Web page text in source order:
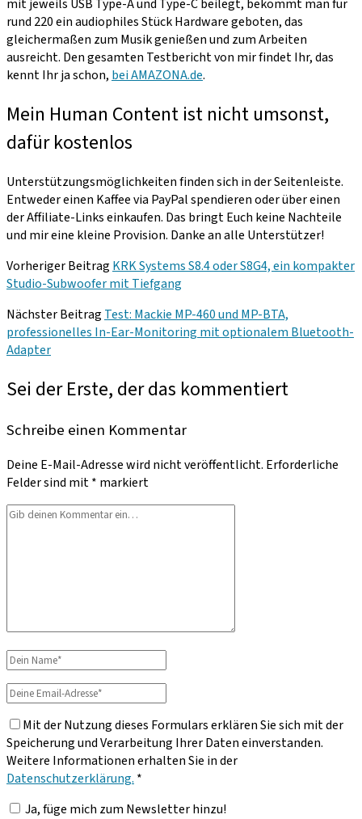
mit jeweils USB Type-A und Type-C beilegt, bekommt man für
rund 220 ein audiophiles Stück Hardware geboten, das
gleichermaßen zum Musik genießen und zum Arbeiten
ausreicht. Den gesamten Testbericht von mir findet Ihr, das
kennt Ihr ja schon, bei AMAZONA.de.
Mein Human Content ist nicht umsonst,
dafür kostenlos
Unterstützungsmöglichkeiten finden sich in der Seitenleiste.
Entweder einen Kaffee via PayPal spendieren oder über einen
der Affiliate-Links einkaufen. Das bringt Euch keine Nachteile
und mir eine kleine Provision. Danke an alle Unterstützer!
Vorheriger Beitrag KRK Systems S8.4 oder S8G4, ein kompakter
Studio-Subwoofer mit Tiefgang
Nächster Beitrag Test: Mackie MP-460 und MP-BTA,
professionelles In-Ear-Monitoring mit optionalem Bluetooth-
Adapter
Sei der Erste, der das kommentiert
Schreibe einen Kommentar
Deine E-Mail-Adresse wird nicht veröffentlicht. Erforderliche
Felder sind mit* markiert
Dein
Dein
Name
Deine
Email-
Adresse
Mit der Nutzung dieses Formulars erklären Sie sich mit der
Speicherung und Verarbeitung Ihrer Daten einverstanden.
Weitere Informationen erhalten Sie in der
Datenschutzerklärung. *
Ja, füge mich zum Newsletter hinzu!